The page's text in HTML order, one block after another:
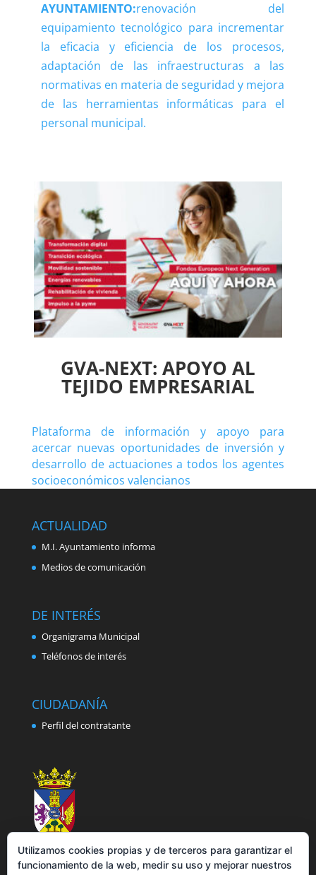
AYUNTAMIENTO:renovación del
equipamiento tecnológico para incrementar
la eficacia y eficiencia de los procesos,
adaptación de las infraestructuras a las
normativas en materia de seguridad y mejora
de las herramientas informáticas para el
personal municipal.
GVA-NEXT: APOYO AL
TEJIDO EMPRESARIAL
Plataforma de información y apoyo para
acercar nuevas oportunidades de inversión y
desarrollo de actuaciones a todos los agentes
socioeconómicos valencianos
ACTUALIDAD
M.I. Ayuntamiento informa
Medios de comunicación
DE INTERÉS
Organigrama Municipal
Teléfonos de interés
CIUDADANÍA
Perfil del contratante
Utilizamos cookies propias y de terceros para garantizar el
funcionamiento de la web, medir su uso y mejorar nuestros